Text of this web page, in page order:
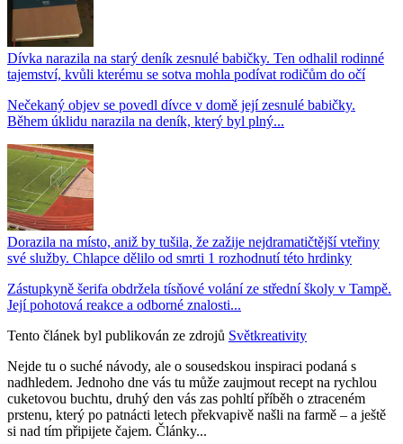
Dívka narazila na starý deník zesnulé babičky. Ten odhalil rodinné
tajemství, kvůli kterému se sotva mohla podívat rodičům do očí
Nečekaný objev se povedl dívce v domě její zesnulé babičky.
Během úklidu narazila na deník, který byl plný...
Dorazila na místo, aniž by tušila, že zažije nejdramatičtější vteřiny
své služby. Chlapce dělilo od smrti 1 rozhodnutí této hrdinky
Zástupkyně šerifa obdržela tísňové volání ze střední školy v Tampě.
Její pohotová reakce a odborné znalosti...
Tento článek byl publikován ze zdrojů Světkreativity
Nejde tu o suché návody, ale o sousedskou inspiraci podaná s
nadhledem. Jednoho dne vás tu může zaujmout recept na rychlou
cuketovou buchtu, druhý den vás zas pohltí příběh o ztraceném
prstenu, který po patnácti letech překvapivě našli na farmě – a ještě
si nad tím připijete čajem. Články...